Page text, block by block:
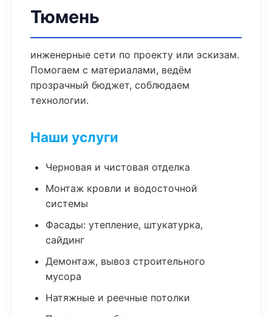
Тюмень
инженерные сети по проекту или эскизам.
Помогаем с материалами, ведём
прозрачный бюджет, соблюдаем
технологии.
Наши услуги
Черновая и чистовая отделка
Монтаж кровли и водосточной
системы
Фасады: утепление, штукатурка,
сайдинг
Демонтаж, вывоз строительного
мусора
Натяжные и реечные потолки